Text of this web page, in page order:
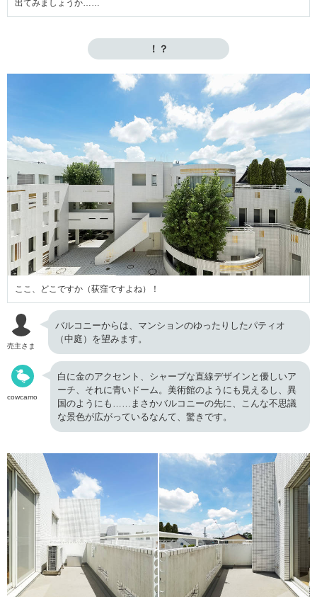
出てみましょうか……
！？
ここ、どこですか（荻窪ですよね）！
売主さま
バルコニーからは、マンションのゆったりしたパティオ
（中庭）を望みます。
cowcamo
白に金のアクセント、シャープな直線デザインと優しいア
ーチ、それに青いドーム。美術館のようにも見えるし、異
国のようにも……まさかバルコニーの先に、こんな不思議
な景色が広がっているなんて、驚きです。